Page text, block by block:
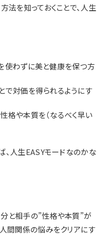
法を知っておくことで、人生
使わずに美と健康を保つ方
で対価を得られるようにす
格や本質を（なるべく早い
、人生EASYモードなのかな
と相手の”性格や本質”が
人間関係の悩みをクリアにす